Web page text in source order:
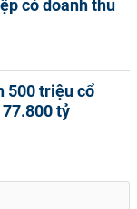
có doanh thu
500 triệu cổ
tỷ